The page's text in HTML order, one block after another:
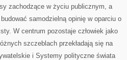
zachodzące w życiu publicznym, a
samodzielną opinię w oparciu o
W centrum pozostaje człowiek jako
szczeblach przekładają się na
i Systemy polityczne świata